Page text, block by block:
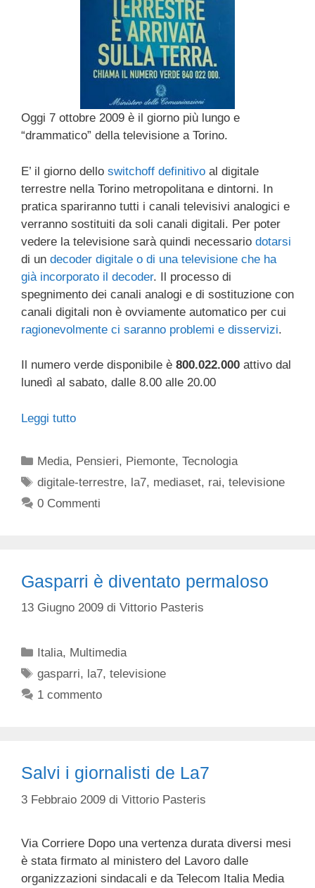
Oggi 7 ottobre 2009 è il giorno più lungo e
“drammatico” della televisione a Torino.
E’ il giorno dello switchoff definitivo al digitale
terrestre nella Torino metropolitana e dintorni. In
pratica spariranno tutti i canali televisivi analogici e
verranno sostituiti da soli canali digitali. Per poter
vedere la televisione sarà quindi necessario dotarsi
di un decoder digitale o di una televisione che ha
già incorporato il decoder. Il processo di
spegnimento dei canali analogi e di sostituzione con
canali digitali non è ovviamente automatico per cui
ragionevolmente ci saranno problemi e disservizi.
Il numero verde disponibile è 800.022.000 attivo dal
lunedì al sabato, dalle 8.00 alle 20.00
Leggi tutto
Categorie
Media, Pensieri, Piemonte,Tecnologia
Tag
digitale-terrestre, la7, mediaset, rai,televisione
0 Commenti
Gasparri è diventato permaloso
13 Giugno 2009 di Vittorio Pasteris
Categorie
Italia, Multimedia
Tag
gasparri, la7,televisione
1 commento
Salvi i giornalisti de La7
3 Febbraio 2009 di Vittorio Pasteris
Via Corriere Dopo una vertenza durata diversi mesi
è stata firmato al ministero del Lavoro dalle
organizzazioni sindacali e da Telecom Italia Media